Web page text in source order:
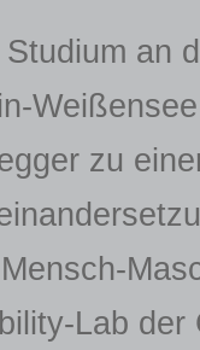
Studium an
zu
Lab der